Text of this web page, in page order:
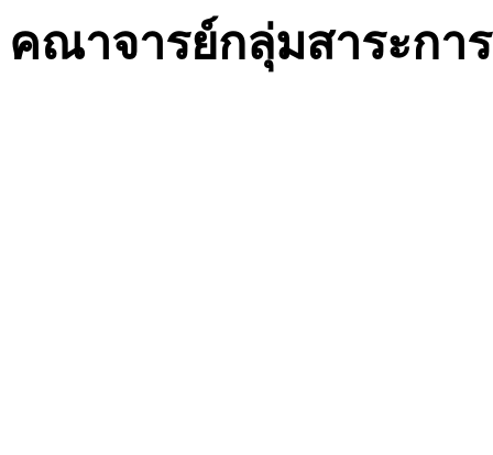
คณาจารย์กลุ่มสาระกา